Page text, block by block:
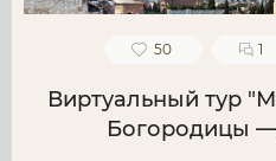
50 1
Виртуальный тур
Богородицы